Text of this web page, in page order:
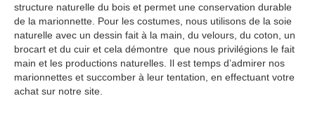
structure naturelle du bois et permet une conservation durable
de la marionnette. Pour les costumes, nous utilisons de la soie
naturelle avec un dessin fait à la main, du velours, du coton, un
brocart et du cuir et cela démontre que nous privilégions le fait
main et les productions naturelles. Il est temps d’admirer nos
marionnettes et succomber à leur tentation, en effectuant votre
achat sur notre site.